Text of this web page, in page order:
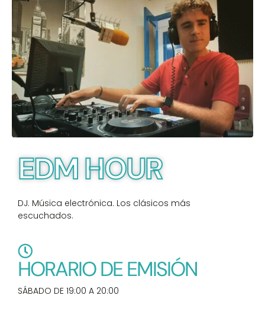
EDM HOUR
DJ. Música electrónica. Los clásicos más
escuchados.
HORARIO DE EMISIÓN
SÁBADO DE 19:00 A 20:00